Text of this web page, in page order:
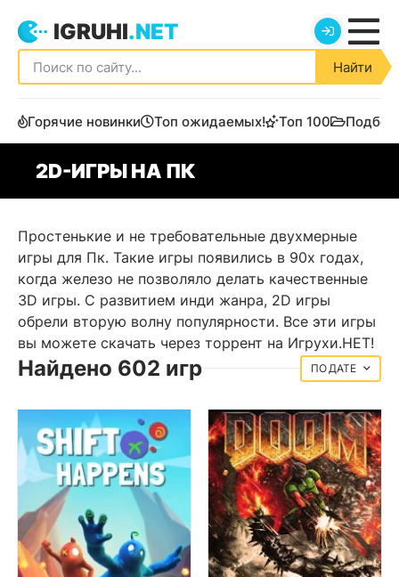
IGRUHI.NET
Найти
Горячие новинки Топ ожидаемых! Топ 100
2D-ИГРЫ НА ПК
Простенькие и не требовательные двухмерные
игры для Пк. Такие игры появились в 90х годах,
когда железо не позволяло делать качественные
3D игры. С развитием инди жанра, 2D игры
обрели вторую волну популярности. Все эти игры
вы можете скачать через торрент на Игрухи.НЕТ!
Найдено 602 игр ДАТЕ